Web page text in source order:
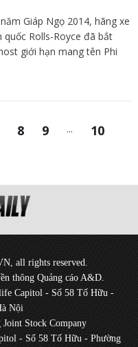
Giáp Ngọ 2014, hãng xe
quốc Rolls-Royce đã bắt
giới hạn mang tên Phi
8 9 ... 10
all rights reserved.
thông Quảng cáo A&D.
Capitol - Số 58 Tố Hữu -
Nội
Stock Company
- Số 58 Tố Hữu - Phường